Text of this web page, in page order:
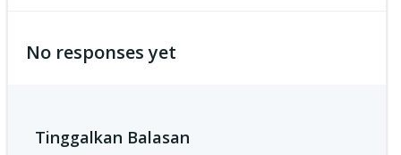
No responses yet
Tinggalkan Balasan